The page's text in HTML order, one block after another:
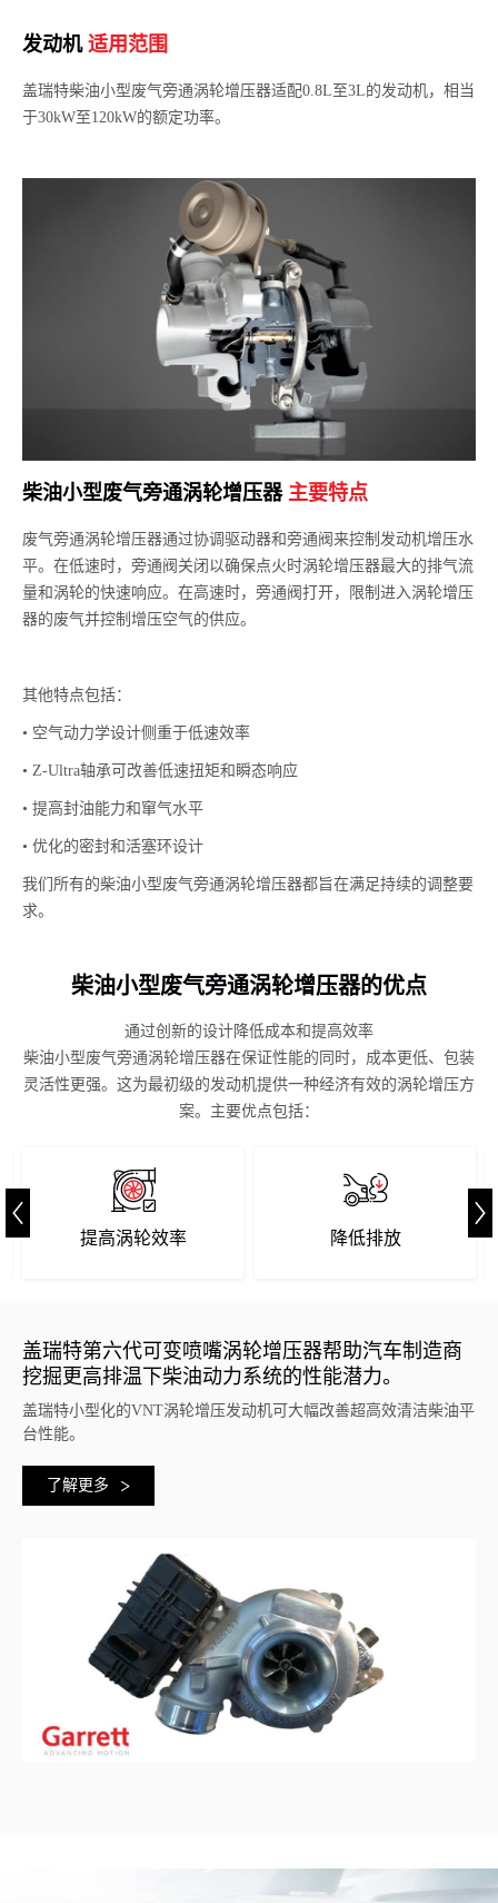
发动机 适用范围
盖瑞特柴油小型废气旁通涡轮增压器适配0.8L至3L的发动机，相当
于30kW至120kW的额定功率。
柴油小型废气旁通涡轮增压器 主要特点
废气旁通涡轮增压器通过协调驱动器和旁通阀来控制发动机增压水
平。在低速时，旁通阀关闭以确保点火时涡轮增压器最大的排气流
量和涡轮的快速响应。在高速时，旁通阀打开，限制进入涡轮增压
器的废气并控制增压空气的供应。
其他特点包括：
• 空气动力学设计侧重于低速效率
• Z-Ultra轴承可改善低速扭矩和瞬态响应
• 提高封油能力和窜气水平
• 优化的密封和活塞环设计
我们所有的柴油小型废气旁通涡轮增压器都旨在满足持续的调整要
求。
柴油小型废气旁通涡轮增压器的优点
通过创新的设计降低成本和提高效率
柴油小型废气旁通涡轮增压器在保证性能的同时，成本更低、包装
灵活性更强。这为最初级的发动机提供一种经济有效的涡轮增压方
案。主要优点包括：
提高涡轮效率 降低排放
盖瑞特第六代可变喷嘴涡轮增压器帮助汽车制造商
挖掘更高排温下柴油动力系统的性能潜力。
盖瑞特小型化的VNT涡轮增压发动机可大幅改善超高效清洁柴油平
台性能。
了解更多